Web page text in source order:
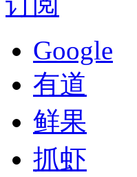
Google
有道
鲜果
抓虾